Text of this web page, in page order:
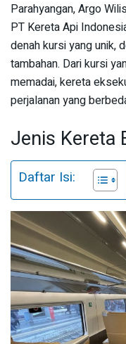
Parahyangan, Argo
PT Kereta Api
denah kursi yang unik,
tambahan. Dari kursi
memadai, kereta
perjalanan yang
Jenis Kereta
Daftar Isi: